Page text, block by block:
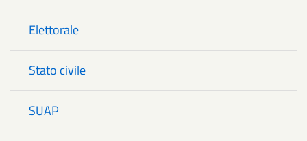
Elettorale
Stato civile
SUAP